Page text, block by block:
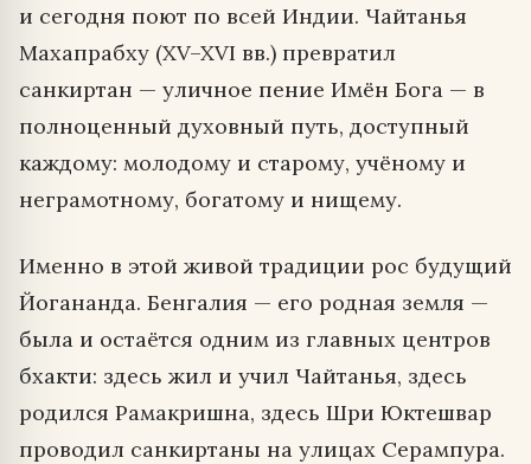
и сегодня поют по всей Индии. Чайтанья
Махапрабху (XV–XVI вв.) превратил
санкиртан — уличное пение Имён Бога — в
полноценный духовный путь, доступный
каждому: молодому и старому, учёному и
неграмотному, богатому и нищему.
Именно в этой живой традиции рос будущий
Йогананда. Бенгалия — его родная земля —
была и остаётся одним из главных центров
бхакти: здесь жил и учил Чайтанья, здесь
родился Рамакришна, здесь Шри Юктешвар
проводил санкиртаны на улицах Серампура.